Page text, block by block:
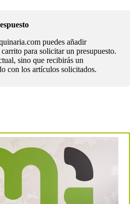
puedes añadir
para solicitar un presupuesto.
sino que recibirás un
con los artículos solicitados.